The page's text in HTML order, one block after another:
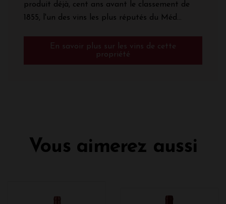
produit déjà, cent ans avant le classement de
1855, l'un des vins les plus réputés du Méd...
En savoir plus sur les vins de cette
propriété
Vous aimerez aussi